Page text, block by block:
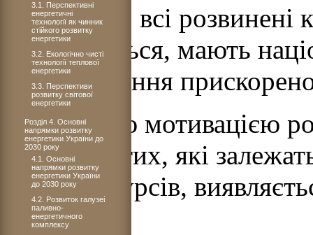
Практично всі розвинені
розвиваються, мають
стимулювання
Серйозною мотивацією
особливо тих, які
енергоресурсів,
безпеки.
3.1. Перспективні
енергетичні
технології як чинник
стійкого розвитку
енергетики
3.2. Екологічно чисті
технології теплової
енергетики
3.3. Перспективи
розвитку світової
енергетики
Розділ 4. Основні
напрямки розвитку
енергетики України до
2030 року
4.1. Основні
напрямки розвитку
енергетики України
до 2030 року
4.2. Розвиток галузей
паливно-
енергетичного
комплексу